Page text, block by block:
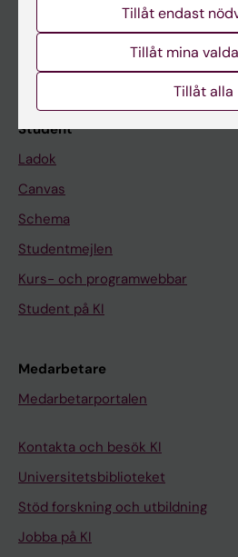
Kalender
Student
Ladok
Canvas
Schema
Studentmejlen
Kurs- och programwebbar
Student på KI
Medarbetare
Medarbetarportalen
Kontakta och besök KI
Universitetsbiblioteket
Stöd forskning och utbildning
Jobba på KI
Tillåt endast
Tillåt mina
Tillåt alla